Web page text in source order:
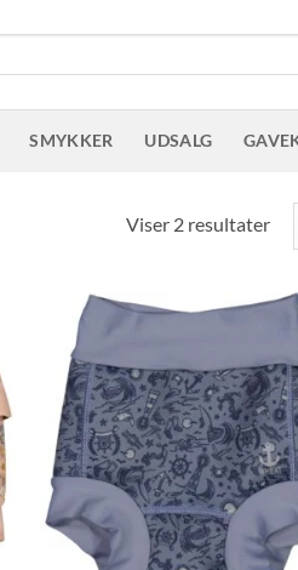
SMYKKER UDSALG
Viser 2 resultater